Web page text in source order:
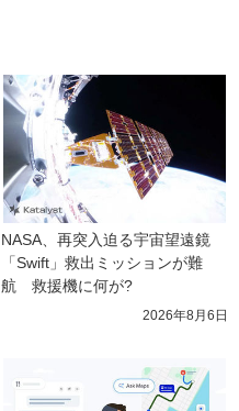
NASA、再突入迫る宇宙望遠鏡
「Swift」救出ミッションが難
航　救援機に何が?
2026年8月6日